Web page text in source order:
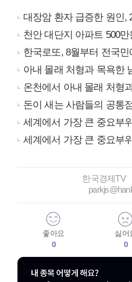
대장암 환자 급증한 원인,
천안 대단지 아파트 500
한국로또, 8월부터 전국
아내 몰래 처형과 목욕한
온천에서 아내 몰래 처형
돈이 새는 사람들의 공통
세계에서 가장 큰 중요부
세계에서 가장 큰 중요부
한국경제TV
좋아요
0
싫어
0